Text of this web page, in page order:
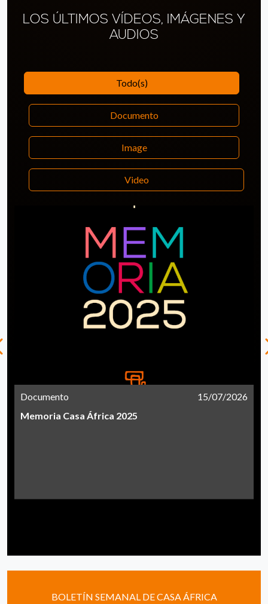
LOS ÚLTIMOS VÍDEOS, IMÁGENES Y
AUDIOS
Todo(s)
Documento
Image
Video
Documento
15/07/2026
Memoria Casa África 2025
BOLETÍN SEMANAL DE CASA ÁFRICA